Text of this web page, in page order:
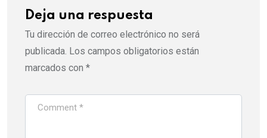
Deja una respuesta
Tu dirección de correo electrónico no será
publicada. Los campos obligatorios están
marcados con *